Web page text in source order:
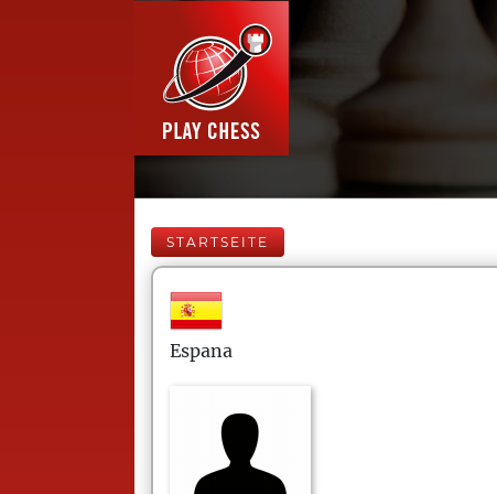
STARTSEITE
Espana